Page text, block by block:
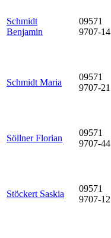
Schmidt
Benjamin
09571
9707-14
Schmidt Maria
09571
9707-21
Söllner Florian
09571
9707-44
Stöckert Saskia
09571
9707-12